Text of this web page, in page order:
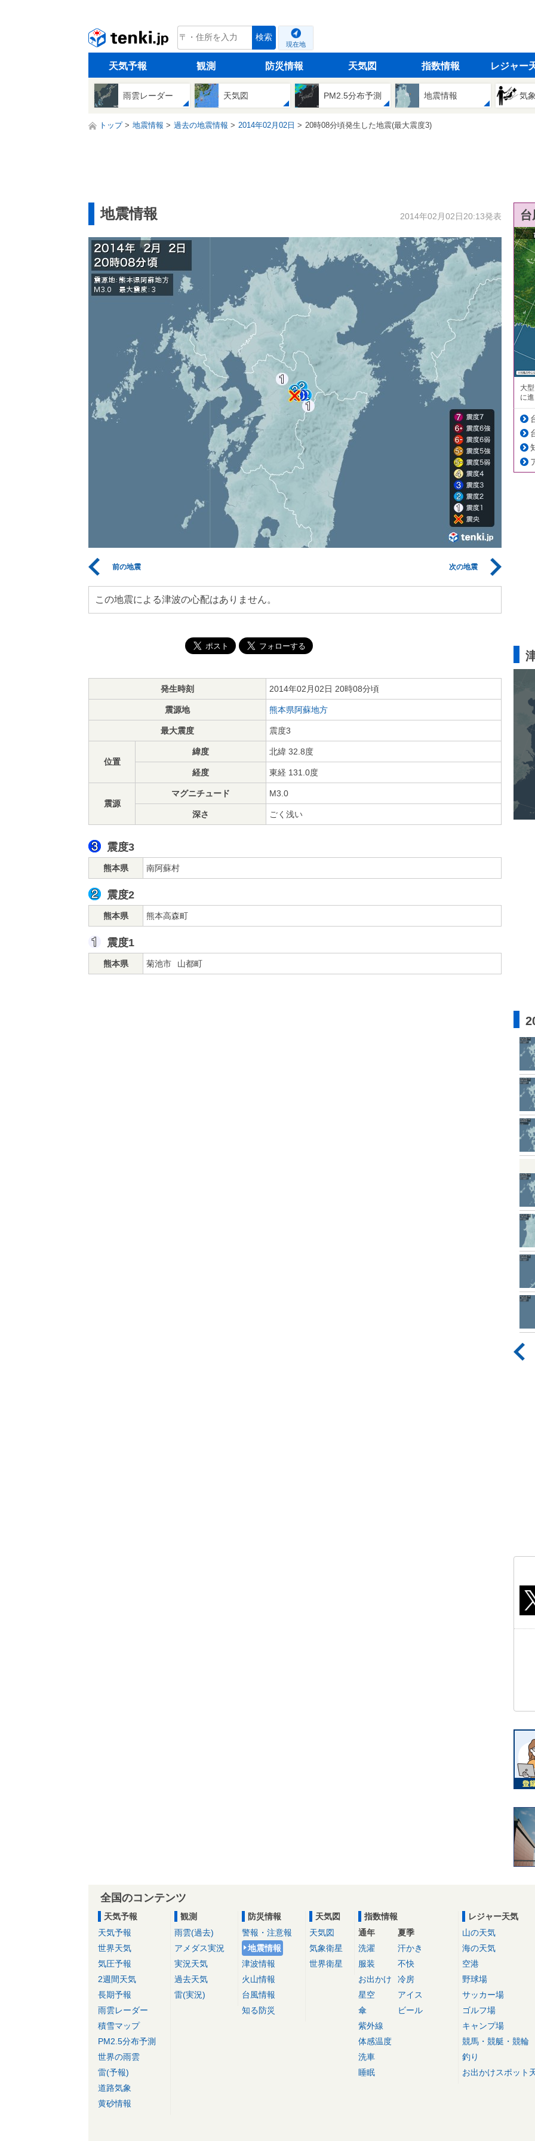
tenki.jp 検索
現在地
天気予報 観測 防災情報 天気図 指数情報 レジャー
雨雲レーダー 天気図 PM2.5分布予測 地震情報 気
トップ 地震情報 過去の地震情報 2014年02月02日 20時08分頃発生した地震(最大震度3)
地震情報 2014年02月02日20:13発表
前の地震 次の地震
この地震による津波の心配はありません。
発生時刻 2014年02月02日 20時08分頃
震源地 熊本県阿蘇地方
最大震度 震度3
位置
緯度 北緯 32.8度
経度 東経 131.0度
震源
マグニチュード M3.0
深さ ごく浅い
震度3
熊本県 南阿蘇村
震度2
熊本県 熊本高森町
震度1
熊本県 菊池市 山都町
大
に
全国のコンテンツ
天気予報
天気予報
世界天気
気圧予報
2週間天気
長期予報
雨雲レーダー
積雪マップ
PM2.5分布予測
世界の雨雲
雷(予報)
道路気象
黄砂情報
観測
雨雲(過去)
アメダス実況
実況天気
過去天気
雷(実況)
防災情報
警報・注意報
地震情報
津波情報
火山情報
台風情報
知る防災
天気図
天気図
気象衛星
世界衛星
指数情報
通年
洗濯
服装
お出かけ
星空
傘
紫外線
体感温度
洗車
睡眠
夏季
汗かき
不快
冷房
アイス
ビール
レジャー天気
山の天気
海の天気
空港
野球場
サッカー場
ゴルフ場
キャンプ場
競馬・競艇・競輪
釣り
お出かけスポット